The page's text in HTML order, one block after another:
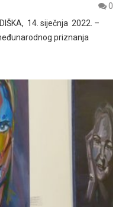
0
14. siječnja 2022. –
priznanja